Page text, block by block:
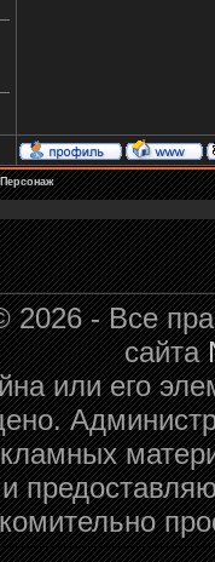
2026 - Все
сайта
или его